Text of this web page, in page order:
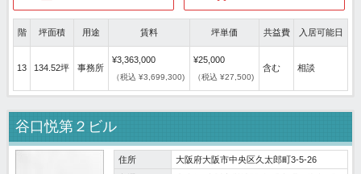
階 坪面積 用途 賃料 坪単価 共益費 入居可能日
13 134.52坪 事務所
¥3,363,000
（税込 ¥3,699,300)
¥25,000
（税込 ¥27,500)
含む 相談
谷口悦第２ビル
住所
大阪府大阪市中央区久太郎町3-5-26